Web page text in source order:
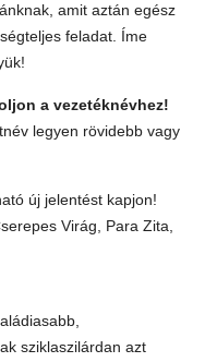
amit aztán egész
feladat. Íme
a vezetéknévhez!
legyen rövidebb vagy
új jelentést kapjon!
Virág, Para Zita,
sziklaszilárdan azt